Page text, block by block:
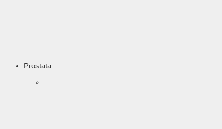
Prostata